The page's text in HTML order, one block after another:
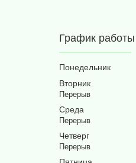
График работы
Понедельник
Вторник
Среда
Четверг